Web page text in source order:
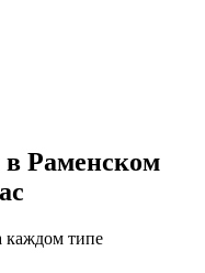
Раменском
каждом типе